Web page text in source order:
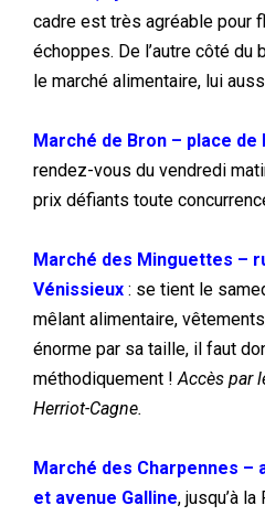
cadre est très agréable pour
échoppes. De l’autre côté du
le marché alimentaire, lui
Marché de Bron – place de
rendez-vous du vendredi
prix défiants toute
Marché des Minguettes –
Vénissieux : se tient le
mêlant alimentaire,
énorme par sa taille, il faut
méthodiquement !Accès par
Herriot-Cagne.
Marché des Charpennes –
et avenue Galline, jusqu’à